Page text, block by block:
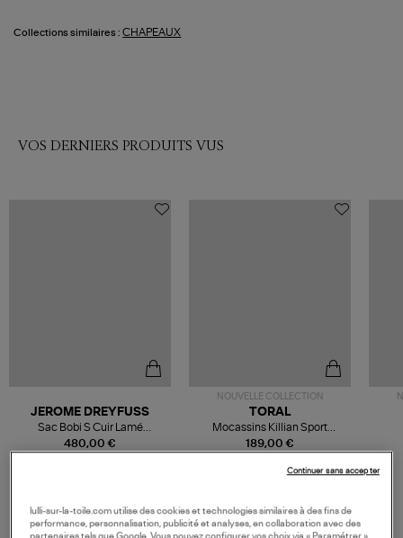
Collections similaires : CHAPEAUX
VOS DERNIERS PRODUITS VUS
480,00 €
JEROME DREYFUSS
Sac Bobi S Cuir Lamé
Champagne
NOUVELLE COLLECTION
189,00 €
TORAL
Mocassins Killian Sport
Mousse
lulli-sur-la-toile.com utilise des cookies et technologies similaires à des fins de
performance, personnalisation, publicité et analyses, en collaboration avec des
Continuer sans accepter